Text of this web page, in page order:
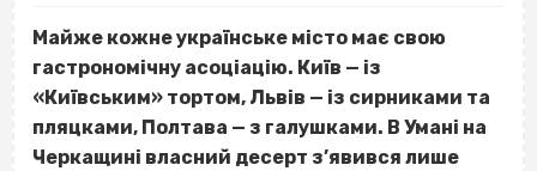
Майже кожне українське місто має свою
гастрономічну асоціацію. Київ — із
«Київським» тортом, Львів — із сирниками та
пляцками, Полтава — з галушками. В Умані на
Черкащині власний десерт з’явився лише